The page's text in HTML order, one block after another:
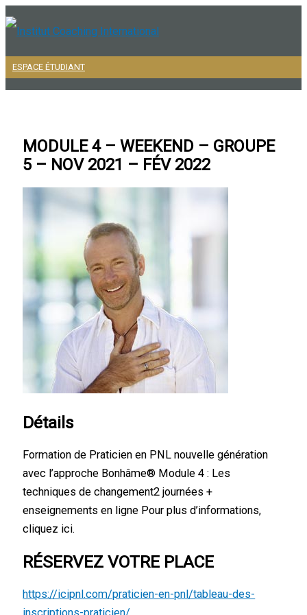
Aller
Menu
principal
ESPACE ÉTUDIANT
MODULE 4 – WEEKEND – GROUPE
5 – NOV 2021 – FÉV 2022
Détails
Formation de Praticien en PNL nouvelle génération
avec l’approche Bonhâme®️ Module 4 : Les
techniques de changement2 journées +
enseignements en ligne Pour plus d’informations,
cliquez ici.
RÉSERVEZ VOTRE PLACE
https://icipnl.com/praticien-en-pnl/tableau-des-